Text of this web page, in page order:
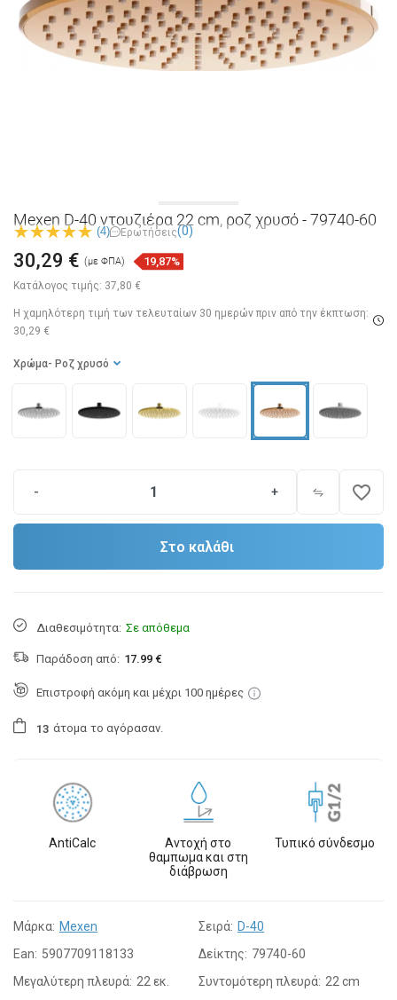
Mexen D-40 ντουζιέρα 22 cm, ροζ χρυσό - 79740-60
(4) Ερωτήσεις(0)
Κατάλογος τιμής: 37,80 €
30,29 € (με ΦΠΑ) 19,87%
Η χαμηλότερη τιμή των τελευταίων 30 ημερών πριν από την έκπτωση:
30,29 €
Χρώμα - Ροζ χρυσό
- + favorite_border
Στο καλάθι
Διαθεσιμότητα: Σε απόθεμα
Παράδοση από: 17.99 €
Επιστροφή ακόμη και μέχρι 100 ημέρες
13 άτομα το αγόρασαν.
AntiCalc
Αντοχή στο
θαμπωμα και στη
διάβρωση
Τυπικό σύνδεσμο
Μάρκα: Mexen Σειρά: D-40
Ean: 5907709118133 Δείκτης: 79740-60
Μεγαλύτερη πλευρά: 22 εκ. Συντομότερη πλευρά: 22 cm